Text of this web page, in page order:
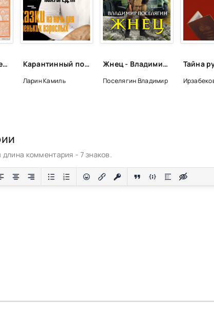
Памятники литературы Древней Руси Карантинный полубред, или Сказки на ночь для маленьких взрослых - Камиль Ларин
Ларин Камиль
Жнец - Владимир Поселягин
Поселягин Владимир
комментария - 7 знаков.